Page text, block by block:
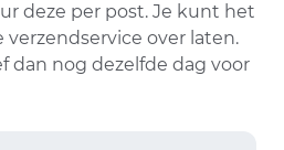
deze per post. Je kunt het
over laten.
dan nog dezelfde dag voor